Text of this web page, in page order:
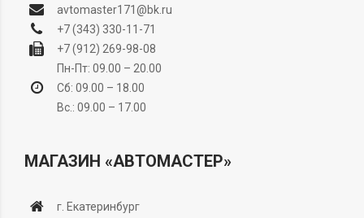
avtomaster171@bk.ru
+7 (343) 330-11-71
+7 (912) 269-98-08
Пн-Пт: 09.00 – 20.00
Сб: 09.00 – 18.00
Вс.: 09.00 – 17.00
МАГАЗИН «АВТОМАСТЕР»
г. Екатеринбург